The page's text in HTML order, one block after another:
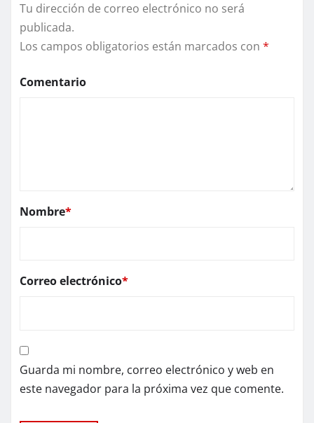
Tu dirección de correo electrónico no será
publicada.
Los campos obligatorios están marcados con *
Comentario
Nombre*
Correo electrónico*
Guarda mi nombre, correo electrónico y web en
este navegador para la próxima vez que comente.